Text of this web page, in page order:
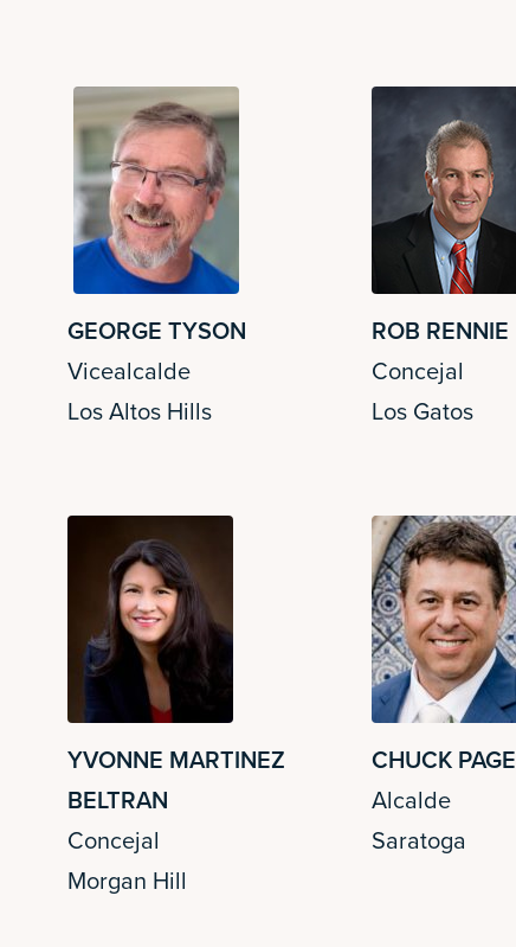
GEORGE TYSON
Vicealcalde
Los Altos Hills
ROB RENNIE
Concejal
Los Gatos
YVONNE MARTINEZ
BELTRAN
Concejal
Morgan Hill
CHUCK PAGE
Alcalde
Saratoga